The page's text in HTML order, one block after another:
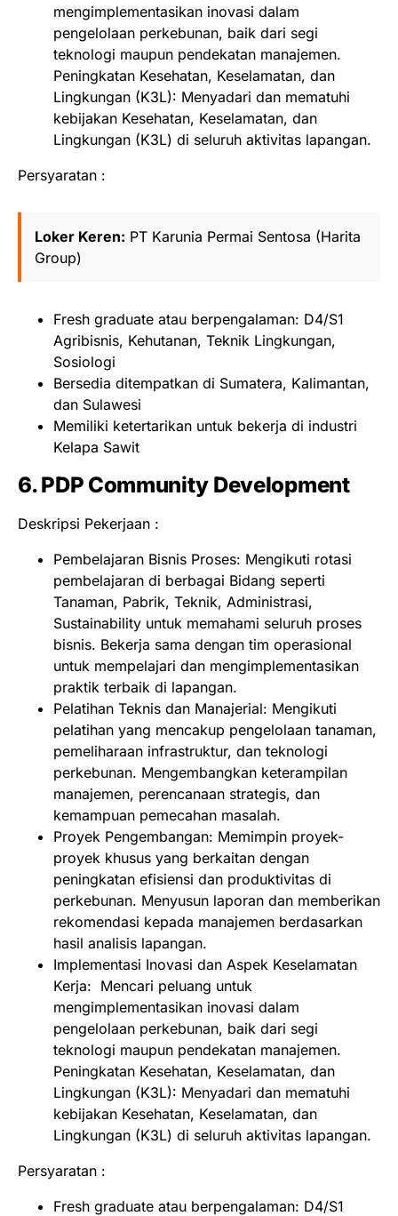
mengimplementasikan inovasi dalam
pengelolaan perkebunan, baik dari segi
teknologi maupun pendekatan manajemen.
Peningkatan Kesehatan, Keselamatan, dan
Lingkungan (K3L): Menyadari dan mematuhi
kebijakan Kesehatan, Keselamatan, dan
Lingkungan (K3L) di seluruh aktivitas lapangan.
Persyaratan :
Loker Keren: PT Karunia Permai Sentosa (Harita
Group)
Fresh graduate atau berpengalaman: D4/S1
Agribisnis, Kehutanan, Teknik Lingkungan,
Sosiologi
Bersedia ditempatkan di Sumatera, Kalimantan,
dan Sulawesi
Memiliki ketertarikan untuk bekerja di industri
Kelapa Sawit
6. PDP Community Development
Deskripsi Pekerjaan :
Pembelajaran Bisnis Proses: Mengikuti rotasi
pembelajaran di berbagai Bidang seperti
Tanaman, Pabrik, Teknik, Administrasi,
Sustainability untuk memahami seluruh proses
bisnis. Bekerja sama dengan tim operasional
untuk mempelajari dan mengimplementasikan
praktik terbaik di lapangan.
Pelatihan Teknis dan Manajerial: Mengikuti
pelatihan yang mencakup pengelolaan tanaman,
pemeliharaan infrastruktur, dan teknologi
perkebunan. Mengembangkan keterampilan
manajemen, perencanaan strategis, dan
kemampuan pemecahan masalah.
Proyek Pengembangan: Memimpin proyek-
proyek khusus yang berkaitan dengan
peningkatan efisiensi dan produktivitas di
perkebunan. Menyusun laporan dan memberikan
rekomendasi kepada manajemen berdasarkan
hasil analisis lapangan.
Implementasi Inovasi dan Aspek Keselamatan
Kerja: Mencari peluang untuk
mengimplementasikan inovasi dalam
pengelolaan perkebunan, baik dari segi
teknologi maupun pendekatan manajemen.
Peningkatan Kesehatan, Keselamatan, dan
Lingkungan (K3L): Menyadari dan mematuhi
kebijakan Kesehatan, Keselamatan, dan
Lingkungan (K3L) di seluruh aktivitas lapangan.
Persyaratan :
Fresh graduate atau berpengalaman: D4/S1